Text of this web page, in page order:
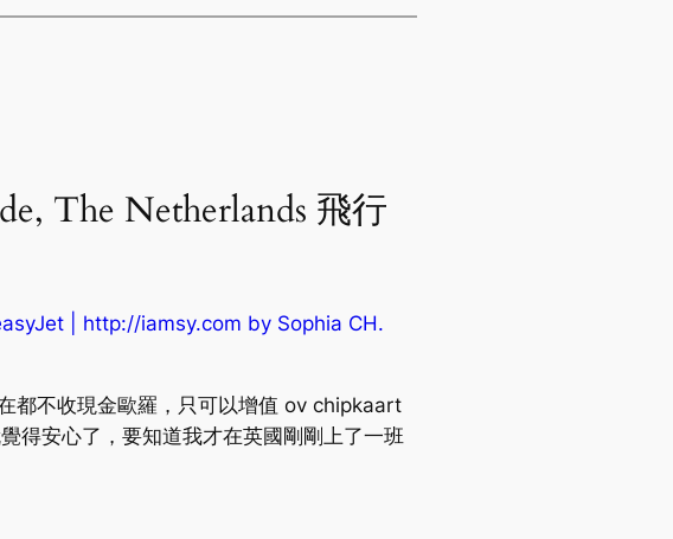
The Netherlands 飛行
| http://iamsy.com by Sophia CH.
都不收現金歐羅，只可以增值 ov chipkaart
得安心了，要知道我才在英國剛剛上了一班